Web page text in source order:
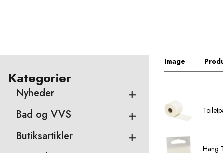
Kategorier
Nyheder
Bad og VVS
Butiksartikler
Image
Hang